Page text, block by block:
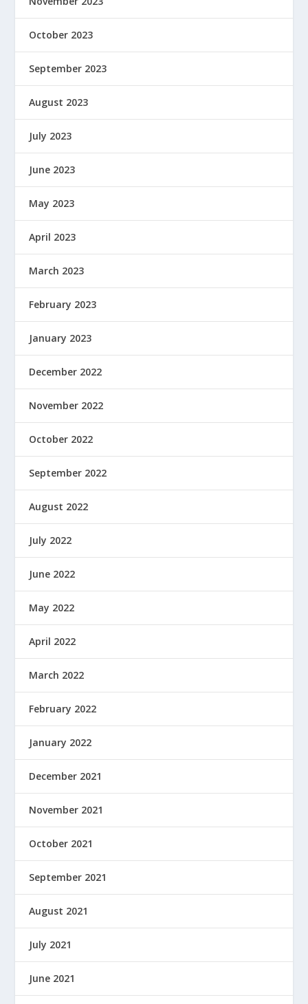
October 2023
September 2023
August 2023
July 2023
June 2023
May 2023
April 2023
March 2023
February 2023
January 2023
December 2022
November 2022
October 2022
September 2022
August 2022
July 2022
June 2022
May 2022
April 2022
March 2022
February 2022
January 2022
December 2021
November 2021
October 2021
September 2021
August 2021
July 2021
June 2021